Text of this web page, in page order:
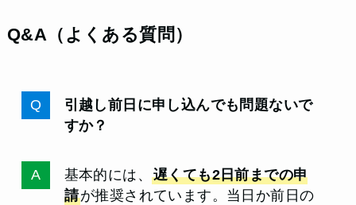
Q&A（よくある質問）
引越し前日に申し込んでも問題ないで
すか？
基本的には、遅くても2日前までの申
請が推奨されています。当日か前日の